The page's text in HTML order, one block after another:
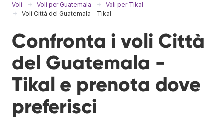
Voli Voli per Guatemala
Voli per Tikal
Voli Città del Guatemala - Tikal
Confronta i voli Città
del Guatemala -
Tikal e prenota dove
preferisci